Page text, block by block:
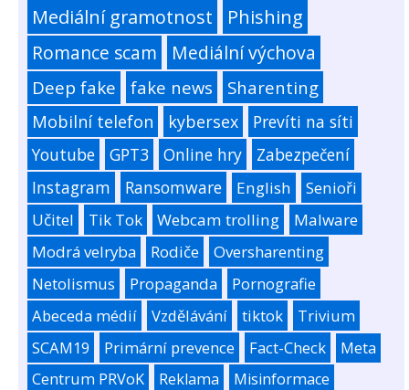
Mediální gramotnost
Phishing
Romance scam
Mediální výchova
Deep fake fake news Sharenting
Mobilní telefon kybersex
Prevíti na síti
Youtube
GPT3 Online hry
Zabezpečení
Instagram
Ransomware English
Senioři
Učitel
Tik Tok Webcam trolling
Malware
Modrá velryba
Rodiče
Oversharenting
Netolismus
Propaganda
Pornografie
Abeceda médií
Vzdělávání tiktok
Trivium
SCAM19
Primární prevence Fact-Check
Meta
Centrum PRVoK
Reklama
Misinformace